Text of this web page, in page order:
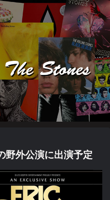
野外公演に出演予定